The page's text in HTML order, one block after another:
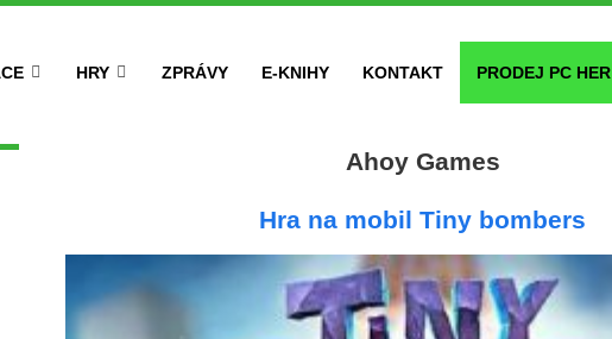
HRY ZPRÁVY E-KNIHY KONTAKT PRODEJ PC HER
Ahoy Games
Hra na mobil Tiny bombers